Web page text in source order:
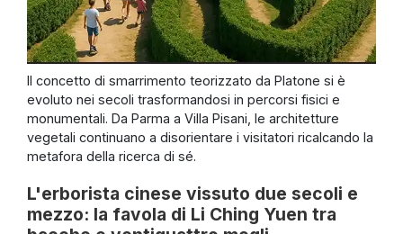
Il concetto di smarrimento teorizzato da Platone si è
evoluto nei secoli trasformandosi in percorsi fisici e
monumentali. Da Parma a Villa Pisani, le architetture
vegetali continuano a disorientare i visitatori ricalcando la
metafora della ricerca di sé.
L'erborista cinese vissuto due secoli e
mezzo: la favola di Li Ching Yuen tra